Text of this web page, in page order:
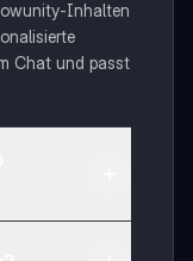
Inhalten
Chat und passt